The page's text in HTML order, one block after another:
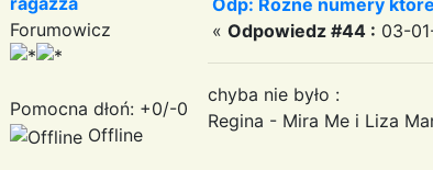
Forumowicz
Pomocna dłoń: +0/-0
Offline
« Odpowiedz #44 : 03-
chyba nie było :
Regina - Mira Me i Liza